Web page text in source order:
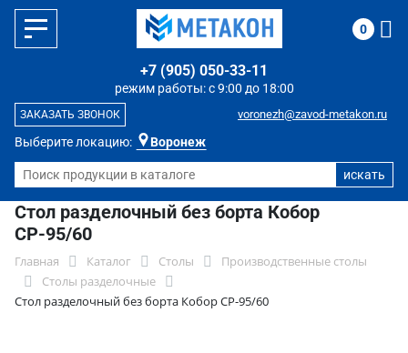
Выберите локацию: Воронеж
режим работы: с 9:00 до 18:00
+7 (905) 050-33-11
voronezh@zavod-metakon.ru
ЗАКАЗАТЬ ЗВОНОК
0
Стол разделочный без борта Кобор
СР-95/60
Главная Каталог Столы
Производственные столы
Столы разделочные
Стол разделочный без борта Кобор СР-95/60